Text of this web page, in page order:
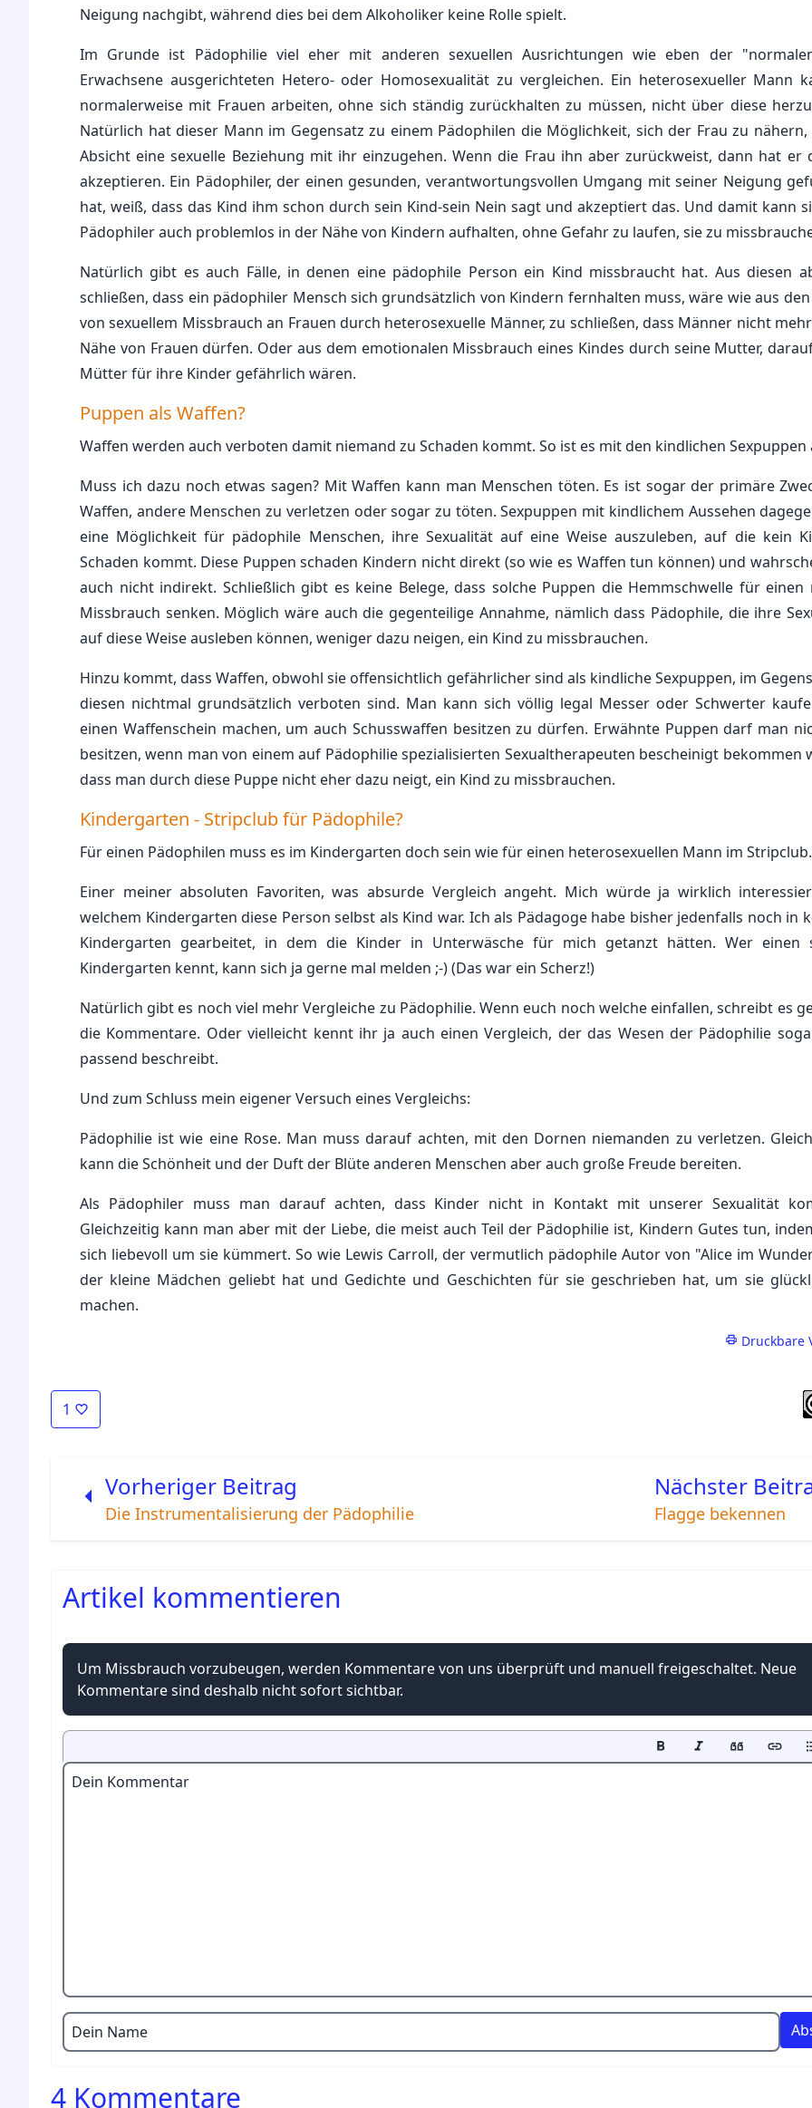
Neigung nachgibt, während dies bei dem Alkoholiker keine Rolle spielt.
Im Grunde ist Pädophilie viel eher mit anderen sexuellen Ausrichtungen wie eben der
Erwachsene ausgerichteten Hetero- oder Homosexualität zu vergleichen. Ein heterosexueller Mann
normalerweise mit Frauen arbeiten, ohne sich ständig zurückhalten zu müssen, nicht über diese
Natürlich hat dieser Mann im Gegensatz zu einem Pädophilen die Möglichkeit, sich der Frau zu
Absicht eine sexuelle Beziehung mit ihr einzugehen. Wenn die Frau ihn aber zurückweist, dann hat er
akzeptieren. Ein Pädophiler, der einen gesunden, verantwortungsvollen Umgang mit seiner Neigung
hat, weiß, dass das Kind ihm schon durch sein Kind-sein Nein sagt und akzeptiert das. Und damit kann
Pädophiler auch problemlos in der Nähe von Kindern aufhalten, ohne Gefahr zu laufen, sie zu
Natürlich gibt es auch Fälle, in denen eine pädophile Person ein Kind missbraucht hat. Aus diesen
schließen, dass ein pädophiler Mensch sich grundsätzlich von Kindern fernhalten muss, wäre wie aus den
von sexuellem Missbrauch an Frauen durch heterosexuelle Männer, zu schließen, dass Männer nicht
Nähe von Frauen dürfen. Oder aus dem emotionalen Missbrauch eines Kindes durch seine Mutter,
Mütter für ihre Kinder gefährlich wären.
Puppen als Waffen?
Waffen werden auch verboten damit niemand zu Schaden kommt. So ist es mit den kindlichen Sexpuppen
Muss ich dazu noch etwas sagen? Mit Waffen kann man Menschen töten. Es ist sogar der primäre
Waffen, andere Menschen zu verletzen oder sogar zu töten. Sexpuppen mit kindlichem Aussehen
eine Möglichkeit für pädophile Menschen, ihre Sexualität auf eine Weise auszuleben, auf die kein
Schaden kommt. Diese Puppen schaden Kindern nicht direkt (so wie es Waffen tun können) und
auch nicht indirekt. Schließlich gibt es keine Belege, dass solche Puppen die Hemmschwelle für einen
Missbrauch senken. Möglich wäre auch die gegenteilige Annahme, nämlich dass Pädophile, die ihre
auf diese Weise ausleben können, weniger dazu neigen, ein Kind zu missbrauchen.
Hinzu kommt, dass Waffen, obwohl sie offensichtlich gefährlicher sind als kindliche Sexpuppen, im
diesen nichtmal grundsätzlich verboten sind. Man kann sich völlig legal Messer oder Schwerter
einen Waffenschein machen, um auch Schusswaffen besitzen zu dürfen. Erwähnte Puppen darf man
besitzen, wenn man von einem auf Pädophilie spezialisierten Sexualtherapeuten bescheinigt bekommen
dass man durch diese Puppe nicht eher dazu neigt, ein Kind zu missbrauchen.
Kindergarten - Stripclub für Pädophile?
Für einen Pädophilen muss es im Kindergarten doch sein wie für einen heterosexuellen Mann im Stripclub.
Einer meiner absoluten Favoriten, was absurde Vergleich angeht. Mich würde ja wirklich
welchem Kindergarten diese Person selbst als Kind war. Ich als Pädagoge habe bisher jedenfalls noch in
Kindergarten gearbeitet, in dem die Kinder in Unterwäsche für mich getanzt hätten. Wer einen
Kindergarten kennt, kann sich ja gerne mal melden ;-) (Das war ein Scherz!)
Natürlich gibt es noch viel mehr Vergleiche zu Pädophilie. Wenn euch noch welche einfallen, schreibt es
die Kommentare. Oder vielleicht kennt ihr ja auch einen Vergleich, der das Wesen der Pädophilie
passend beschreibt.
Und zum Schluss mein eigener Versuch eines Vergleichs:
Pädophilie ist wie eine Rose. Man muss darauf achten, mit den Dornen niemanden zu verletzen.
kann die Schönheit und der Duft der Blüte anderen Menschen aber auch große Freude bereiten.
Als Pädophiler muss man darauf achten, dass Kinder nicht in Kontakt mit unserer Sexualität
Gleichzeitig kann man aber mit der Liebe, die meist auch Teil der Pädophilie ist, Kindern Gutes tun,
sich liebevoll um sie kümmert. So wie Lewis Carroll, der vermutlich pädophile Autor von "Alice im
der kleine Mädchen geliebt hat und Gedichte und Geschichten für sie geschrieben hat, um sie
machen.
Druckbare
1
Vorheriger Beitrag
Die Instrumentalisierung der Pädophilie
Nächster
Flagge bekennen
Artikel kommentieren
Um Missbrauch vorzubeugen, werden Kommentare von uns überprüft und manuell freigeschaltet. Neue
Kommentare sind deshalb nicht sofort sichtbar.
Dein Kommentar
Dein Name
4 Kommentare